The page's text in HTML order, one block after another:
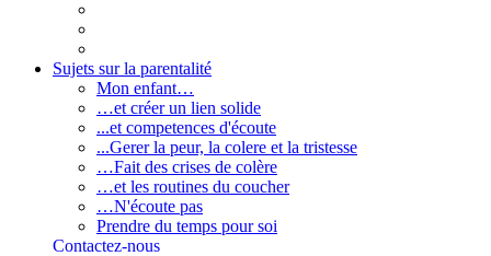
Sujets sur la parentalité
Mon enfant…
…et créer un lien solide
...et competences d'écoute
...Gerer la peur, la colere et la tristesse
…Fait des crises de colère
…et les routines du coucher
…N'écoute pas
Prendre du temps pour soi
Contactez-nous